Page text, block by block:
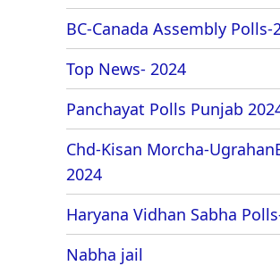
BC-Canada Assembly Polls-
Top News- 2024
Panchayat Polls Punjab
Chd-Kisan Morcha-
2024
Haryana Vidhan Sabha
Nabha jail